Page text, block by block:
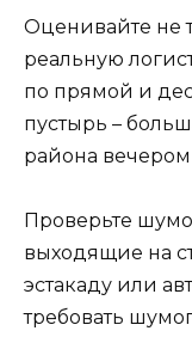
Оценивайте не
реальную
по прямой и
пустырь –
района
Проверьте
выходящие на
эстакаду или
требовать